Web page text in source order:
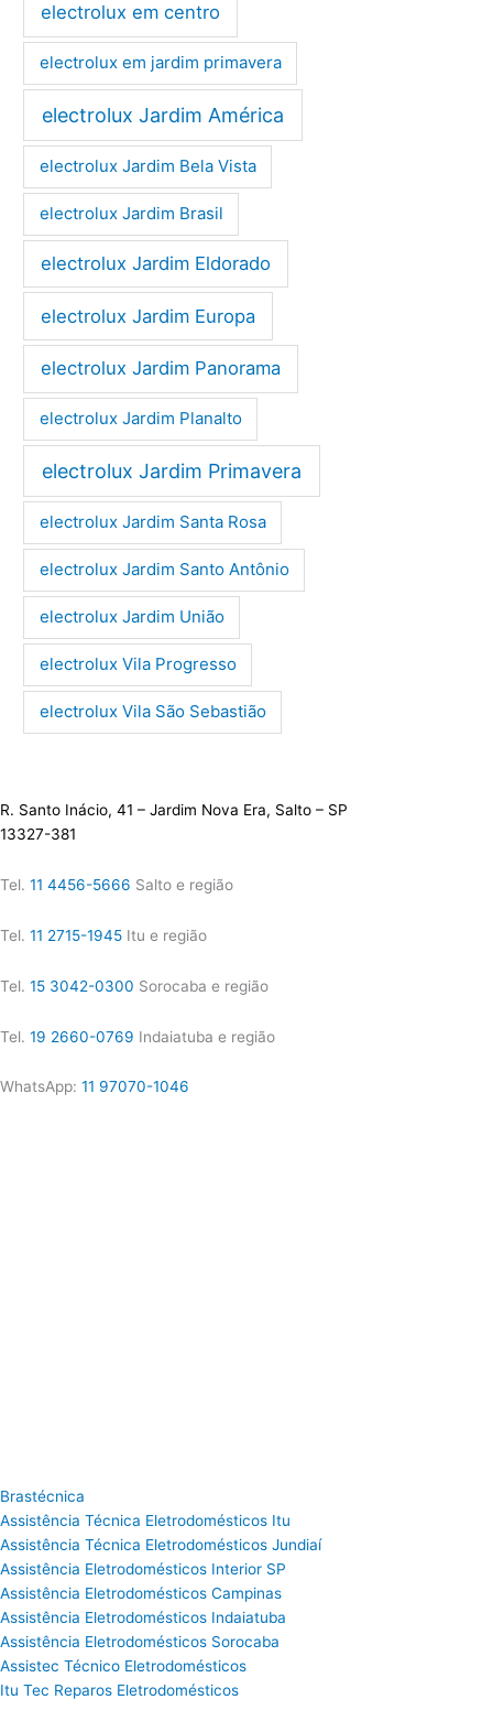
electrolux em centro
electrolux em jardim primavera
electrolux Jardim América
electrolux Jardim Bela Vista
electrolux Jardim Brasil
electrolux Jardim Eldorado
electrolux Jardim Europa
electrolux Jardim Panorama
electrolux Jardim Planalto
electrolux Jardim Primavera
electrolux Jardim Santa Rosa
electrolux Jardim Santo Antônio
electrolux Jardim União
electrolux Vila Progresso
electrolux Vila São Sebastião
R. Santo Inácio, 41 – Jardim Nova Era, Salto – SP
13327-381
Tel. 11 4456-5666 Salto e região
Tel. 11 2715-1945 Itu e região
Tel. 15 3042-0300 Sorocaba e região
Tel. 19 2660-0769 Indaiatuba e região
WhatsApp: 11 97070-1046
Brastécnica
Assistência Técnica Eletrodomésticos Itu
Assistência Técnica Eletrodomésticos Jundiaí
Assistência Eletrodomésticos Interior SP
Assistência Eletrodomésticos Campinas
Assistência Eletrodomésticos Indaiatuba
Assistência Eletrodomésticos Sorocaba
Assistec Técnico Eletrodomésticos
Itu Tec Reparos Eletrodomésticos